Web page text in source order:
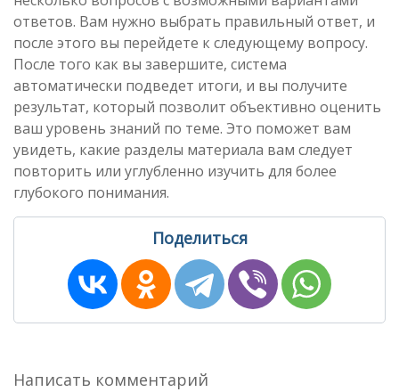
ответов. Вам нужно выбрать правильный ответ, и
после этого вы перейдете к следующему вопросу.
После того как вы завершите, система
автоматически подведет итоги, и вы получите
результат, который позволит объективно оценить
ваш уровень знаний по теме. Это поможет вам
увидеть, какие разделы материала вам следует
повторить или углубленно изучить для более
глубокого понимания.
Поделиться
Написать комментарий